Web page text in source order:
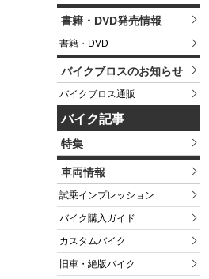
書籍・DVD発売情報
書籍・DVD
バイクブロスのお知らせ
バイクブロス通販
バイク記事
特集
車両情報
試乗インプレッション
バイク購入ガイド
カスタムバイク
旧車・絶版バイク